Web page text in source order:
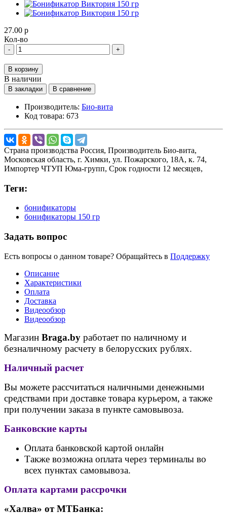
27.00 р
Кол-во
- +
В корзину
В наличии
В закладки В сравнение
Производитель: Био-вита
Код товара: 673
Страна производства Россия, Производитель Био-вита,
Московская область, г. Химки, ул. Пожарского, 18А, к. 74,
Импортер ЧТУП Юма-групп, Срок годности 12 месяцев,
Теги:
бонификаторы
бонификаторы 150 гр
Задать вопрос
Есть вопросы о данном товаре? Обращайтесь в Поддержку
Описание
Характеристики
Оплата
Доставка
Видеообзор
Видеообзор
Магазин Braga.by работает по наличному и
безналичному расчету в белорусских рублях.
Наличный расчет
Вы можете рассчитаться наличными денежными
средствами при доставке товара курьером, а также
при получении заказа в пункте самовывоза.
Банковские карты
Оплата банковской картой онлайн
Также возможна оплата через терминалы во
всех пунктах самовывоза.
Оплата картами рассрочки
«Халва» от МТБанка: